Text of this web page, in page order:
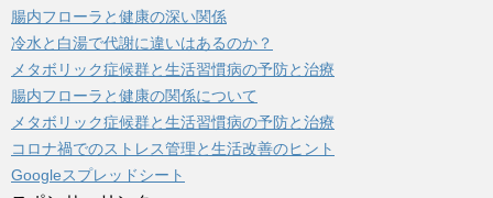
腸内フローラと健康の深い関係
冷水と白湯で代謝に違いはあるのか？
メタボリック症候群と生活習慣病の予防と治療
腸内フローラと健康の関係について
メタボリック症候群と生活習慣病の予防と治療
コロナ禍でのストレス管理と生活改善のヒント
Googleスプレッドシート